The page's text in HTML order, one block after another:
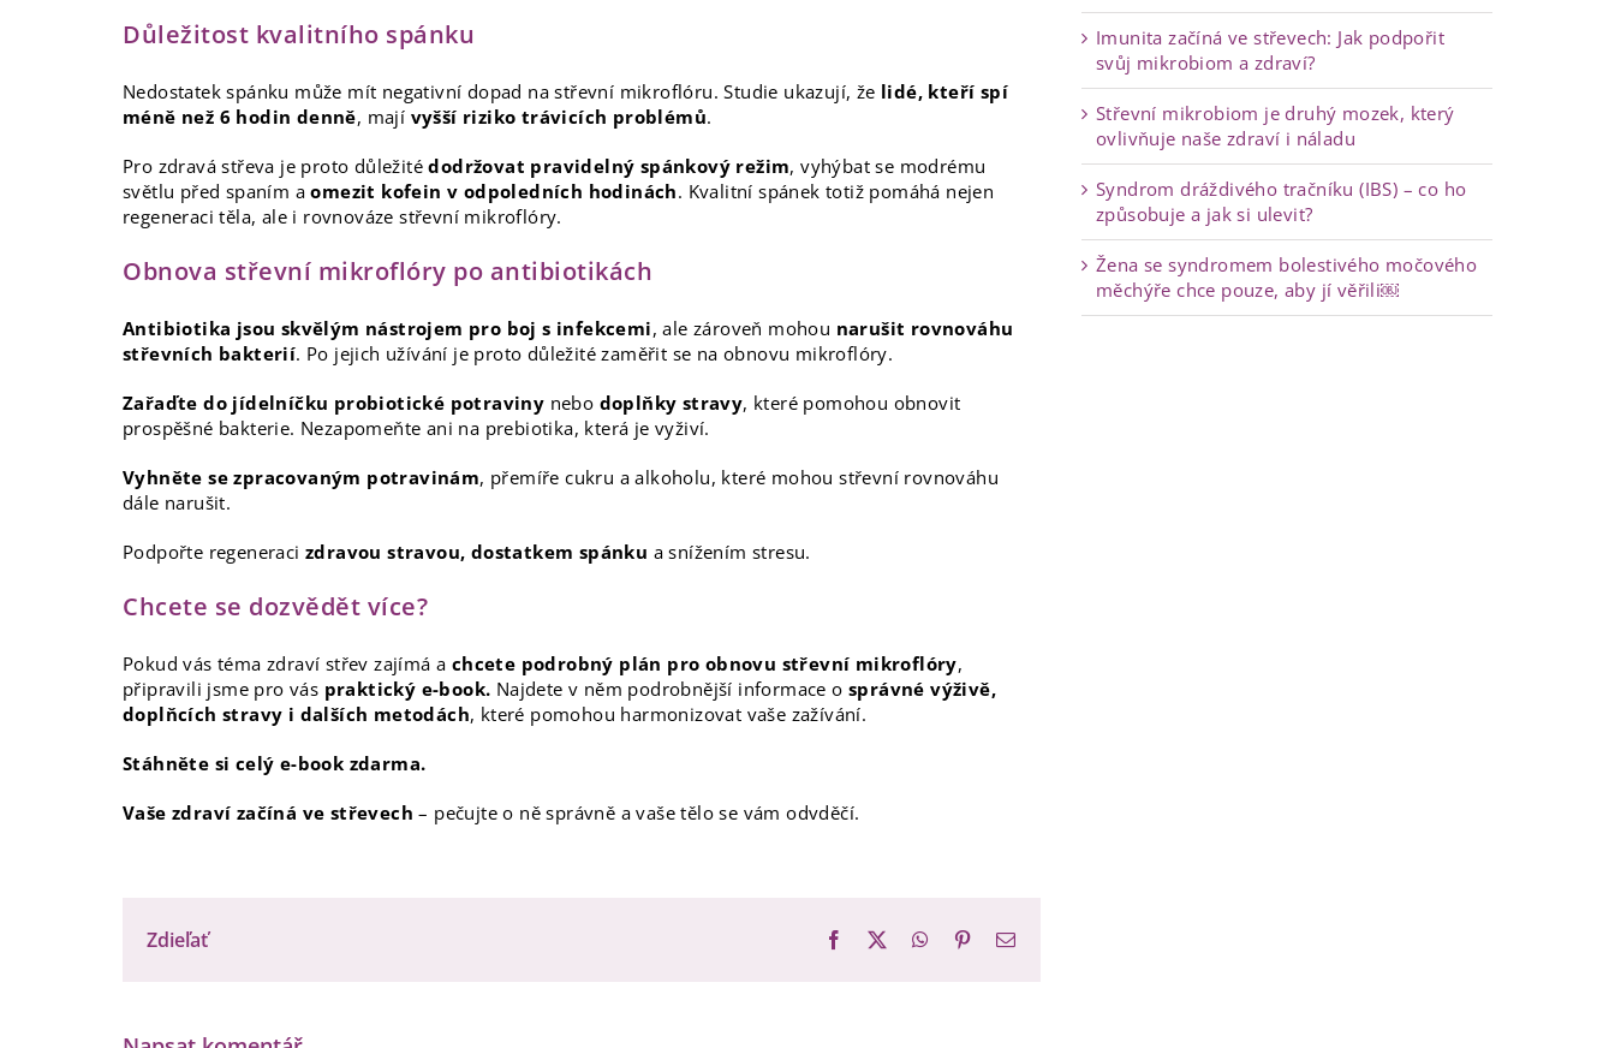
Důležitost kvalitního spánku
Nedostatek spánku může mít negativní dopad na střevní mikroflóru. Studie ukazují, že lidé, kteří spí
méně než 6 hodin denně, mají vyšší riziko trávicích problémů.
Pro zdravá střeva je proto důležitédodržovat pravidelný spánkový režim, vyhýbat se modrému
světlu před spaním aomezit kofein v odpoledních hodinách. Kvalitní spánek totiž pomáhá nejen
regeneraci těla, ale i rovnováze střevní mikroflóry.
Obnova střevní mikroflóry po antibiotikách
Antibiotika jsou skvělým nástrojem pro boj s infekcemi, ale zároveň mohou narušit rovnováhu
střevních bakterií. Po jejich užívání je proto důležité zaměřit se na obnovu mikroflóry.
Zařaďte do jídelníčku probiotické potraviny nebo doplňky stravy, které pomohou obnovit
prospěšné bakterie. Nezapomeňte ani na prebiotika, která je vyživí.
Vyhněte se zpracovaným potravinám, přemíře cukru a alkoholu, které mohou střevní rovnováhu
dále narušit.
Podpořte regeneraci zdravou stravou, dostatkem spánku a snížením stresu.
Chcete se dozvědět více?
Pokud vás téma zdraví střev zajímá a chcete podrobný plán pro obnovu střevní mikroflóry,
připravili jsme pro vás praktický e-book. Najdete v něm podrobnější informace osprávné výživě,
doplňcích stravy i dalších metodách, které pomohou harmonizovat vaše zažívání.
Stáhněte si celý e-book zdarma.
Vaše zdraví začíná ve střevech – pečujte o ně správně a vaše tělo se vám odvděčí.
Zdieľať Facebook WhatsApp
Pinterest
E-
Imunita začíná ve střevech: Jak podpořit
svůj mikrobiom a zdraví?
Střevní mikrobiom je druhý mozek, který
ovlivňuje naše zdraví i náladu
Syndrom dráždivého tračníku (IBS) – co ho
způsobuje a jak si ulevit?
Žena se syndromem bolestivého močového
měchýře chce pouze, aby jí věřili￼